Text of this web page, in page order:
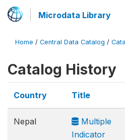
Microdata Library
Home / Central Data Catalog /
Catalog History
Country Title
Nepal
Multiple
Indicator